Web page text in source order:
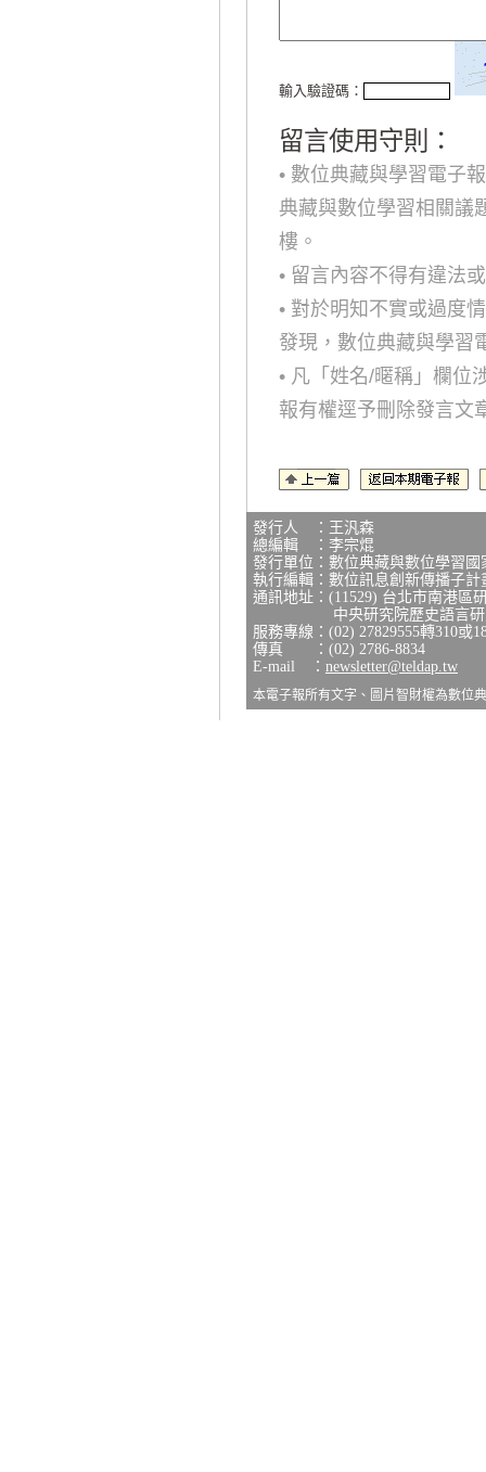
輸入驗證碼：
留言使用守則：
• 數位典藏與學習電子
典藏與數位學習相關議
樓。
• 留言內容不得有違法
• 對於明知不實或過度
發現，數位典藏與學習
• 凡「姓名/暱稱」欄位
報有權逕予刪除發言文
發行人 ：王汎森
總編輯 ：李宗焜
發行單位：數位典藏與數位學習
執行編輯：數位訊息創新傳播子計
通訊地址：(11529) 台北市南港區
中央研究院歷史語言研究
服務專線：(02) 27829555轉310或
傳真 ：(02) 2786-8834
E-mail ： newsletter@teldap.tw
本電子報所有文字、圖片智財權為數位